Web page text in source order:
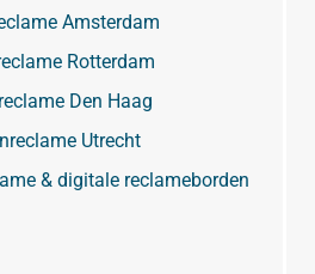
Amsterdam
Rotterdam
Den Haag
Utrecht
& digitale reclameborden